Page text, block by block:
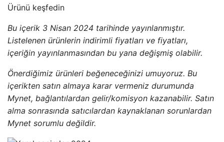
Ürünü keşfedin
Bu içerik 3 Nisan 2024 tarihinde yayınlanmıştır.
Listelenen ürünlerin indirimli fiyatları ve fiyatları,
içeriğin yayınlanmasından bu yana değişmiş olabilir.
Önerdiğimiz ürünleri beğeneceğinizi umuyoruz. Bu
içerikten satın almaya karar vermeniz durumunda
Mynet, bağlantılardan gelir/komisyon kazanabilir. Satın
alma sonrasında satıcılardan kaynaklanan sorunlardan
Mynet sorumlu değildir.